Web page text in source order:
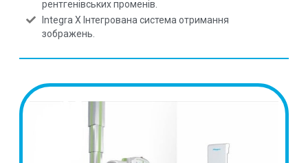
рентгенівських променів.
Integra X Інтегрована система отримання
зображень.